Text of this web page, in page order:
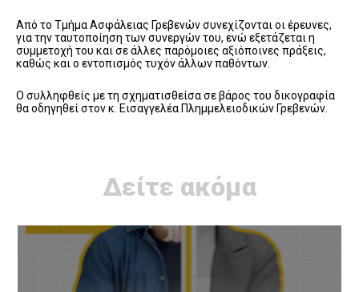
Από το Τμήμα Ασφάλειας Γρεβενών συνεχίζονται οι έρευνες,
για την ταυτοποίηση των συνεργών του, ενώ εξετάζεται η
συμμετοχή του και σε άλλες παρόμοιες αξιόποινες πράξεις,
καθώς και ο εντοπισμός τυχόν άλλων παθόντων.
Ο συλληφθείς με τη σχηματισθείσα σε βάρος του δικογραφία
θα οδηγηθεί στον κ. Εισαγγελέα Πλημμελειοδικών Γρεβενών.
Δείτε ακόμα